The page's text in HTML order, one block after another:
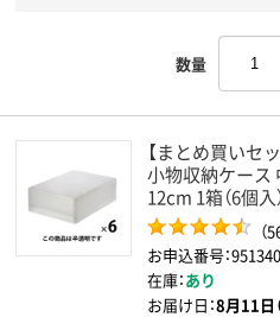
数量
【まとめ買いセ
小物収納ケー
12cm 1箱（6個入
（
お申込番号：951340
在庫：あり
お届け日：8月11日